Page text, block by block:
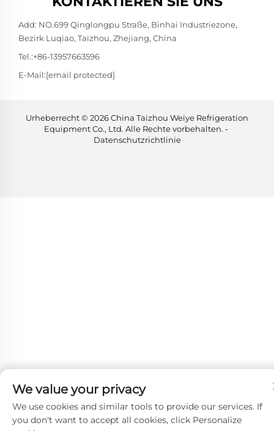
Add: NO.699 Qinglongpu Straße, Binhai Industriezone,
Bezirk Luqiao, Taizhou, Zhejiang, China
Tel.:+86-13957663596
E-Mail:[email protected]
Urheberrecht © 2026 China Taizhou Weiye Refrigeration
Equipment Co., Ltd. Alle Rechte vorbehalten. -
Datenschutzrichtlinie
We value your privacy
We use cookies and similar tools to provide our services. If
you don't want to accept all cookies, click Personalize